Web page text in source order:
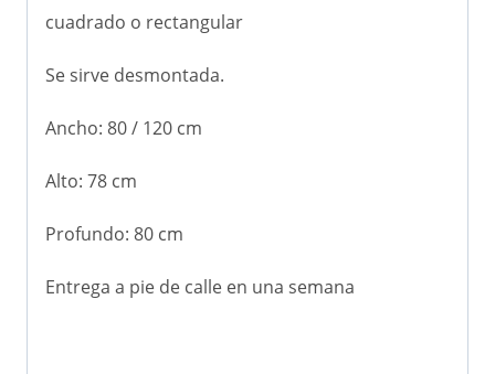
cuadrado o rectangular
Se sirve desmontada.
Ancho: 80 / 120 cm
Alto: 78 cm
Profundo: 80 cm
Entrega a pie de calle en una semana